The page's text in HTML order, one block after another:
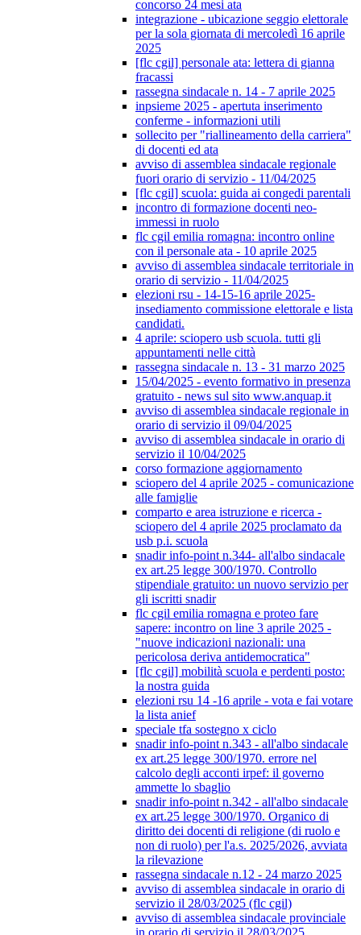
concorso 24 mesi ata
integrazione - ubicazione seggio elettorale
per la sola giornata di mercoledì 16 aprile
2025
[flc cgil] personale ata: lettera di gianna
fracassi
rassegna sindacale n. 14 - 7 aprile 2025
inpsieme 2025 - apertuta inserimento
conferme - informazioni utili
sollecito per "riallineamento della carriera"
di docenti ed ata
avviso di assemblea sindacale regionale
fuori orario di servizio - 11/04/2025
[flc cgil] scuola: guida ai congedi parentali
incontro di formazione docenti neo-
immessi in ruolo
flc cgil emilia romagna: incontro online
con il personale ata - 10 aprile 2025
avviso di assemblea sindacale territoriale in
orario di servizio - 11/04/2025
elezioni rsu - 14-15-16 aprile 2025-
insediamento commissione elettorale e lista
candidati.
4 aprile: sciopero usb scuola. tutti gli
appuntamenti nelle città
rassegna sindacale n. 13 - 31 marzo 2025
15/04/2025 - evento formativo in presenza
gratuito - news sul sito www.anquap.it
avviso di assemblea sindacale regionale in
orario di servizio il 09/04/2025
avviso di assemblea sindacale in orario di
servizio il 10/04/2025
corso formazione aggiornamento
sciopero del 4 aprile 2025 - comunicazione
alle famiglie
comparto e area istruzione e ricerca -
sciopero del 4 aprile 2025 proclamato da
usb p.i. scuola
snadir info-point n.344- all'albo sindacale
ex art.25 legge 300/1970. Controllo
stipendiale gratuito: un nuovo servizio per
gli iscritti snadir
flc cgil emilia romagna e proteo fare
sapere: incontro on line 3 aprile 2025 -
"nuove indicazioni nazionali: una
pericolosa deriva antidemocratica"
[flc cgil] mobilità scuola e perdenti posto:
la nostra guida
elezioni rsu 14 -16 aprile - vota e fai votare
la lista anief
speciale tfa sostegno x ciclo
snadir info-point n.343 - all'albo sindacale
ex art.25 legge 300/1970. errore nel
calcolo degli acconti irpef: il governo
ammette lo sbaglio
snadir info-point n.342 - all'albo sindacale
ex art.25 legge 300/1970. Organico di
diritto dei docenti di religione (di ruolo e
non di ruolo) per l'a.s. 2025/2026, avviata
la rilevazione
rassegna sindacale n.12 - 24 marzo 2025
avviso di assemblea sindacale in orario di
servizio il 28/03/2025 (flc cgil)
avviso di assemblea sindacale provinciale